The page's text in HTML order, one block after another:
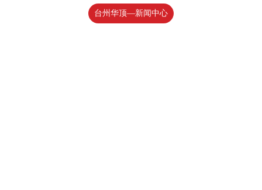
台州华顶—新闻中心